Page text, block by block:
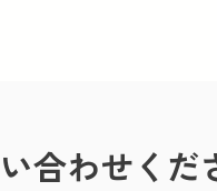
合わせくだ